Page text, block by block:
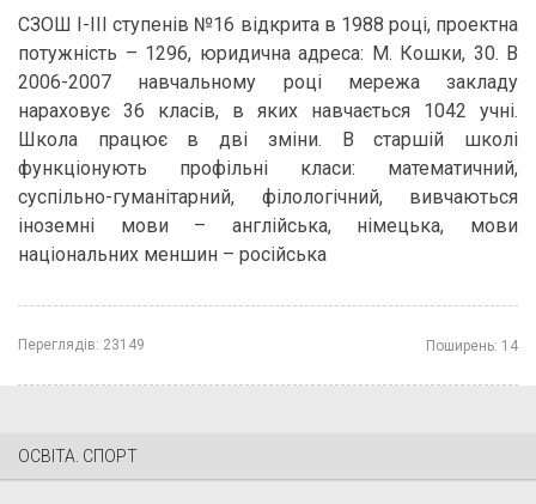
СЗОШ І-ІІІ ступенів №16 відкрита в 1988 році, проектна
потужність – 1296, юридична адреса: М. Кошки, 30. В
2006-2007 навчальному році мережа закладу
нараховує 36 класів, в яких навчається 1042 учні.
Школа працює в дві зміни. В старшій школі
функціонують профільні класи: математичний,
суспільно-гуманітарний, філологічний, вивчаються
іноземні мови – англійська, німецька, мови
національних меншин – російська
Переглядів: 23149 Поширень: 14
ОСВІТА. СПОРТ